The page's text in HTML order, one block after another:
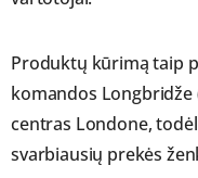
Produktų kūrimą taip
komandos Longbridže
centras Londone,
svarbiausių prekės